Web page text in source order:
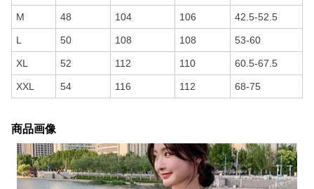
M 48 104 106 42.5-52.5
L 50 108 108 53-60
XL 52 112 110 60.5-67.5
XXL 54 116 112 68-75
商品画像